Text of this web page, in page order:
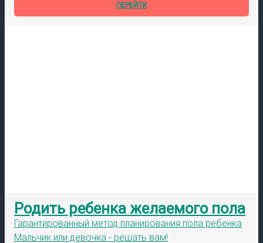
ПЕРЕЙТИ
Родить ребенка желаемого пола
Гарантированный метод планирования пола ребенка
Мальчик или девочка - решать вам!